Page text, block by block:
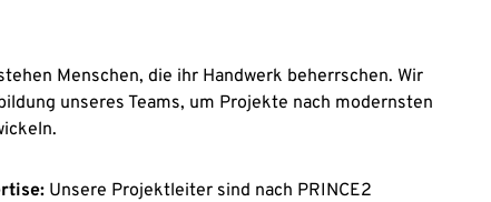
Menschen, die ihr Handwerk beherrschen. Wir
unseres Teams, um Projekte nach modernsten
Unsere Projektleiter sind nach PRINCE2